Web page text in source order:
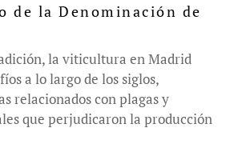
de la Denominación de
la viticultura en Madrid
a lo largo de los siglos,
relacionados con plagas y
que perjudicaron la producción